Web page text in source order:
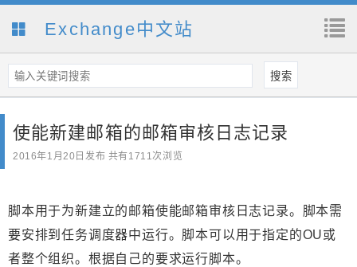
Exchange中文站
使能新建邮箱的邮箱审核日志记录
2016年1月20日 发布 共有1711次浏览
脚本用于为新建立的邮箱使能邮箱审核日志记录。脚本需
要安排到任务调度器中运行。脚本可以用于指定的OU或
者整个组织。根据自己的要求运行脚本。